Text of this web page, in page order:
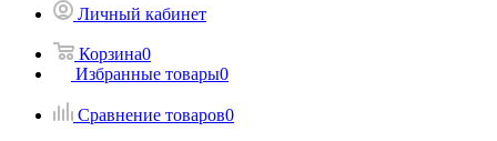
Личный кабинет
Корзина0
Избранные товары0
Сравнение товаров0